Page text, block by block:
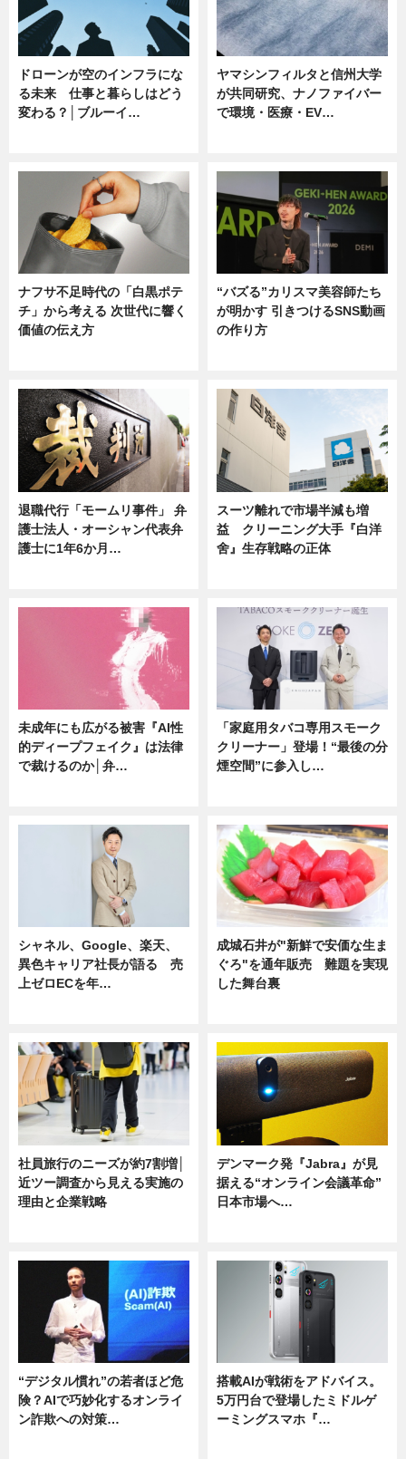
ドローンが空のインフラにな
る未来 仕事と暮らしはどう
変わる？│ブルーイ…
ヤマシンフィルタと信州大学
が共同研究、ナノファイバー
で環境・医療・EV…
ナフサ不足時代の「白黒ポテ
チ」から考える 次世代に響く
価値の伝え方
“バズる”カリスマ美容師たち
が明かす 引きつけるSNS動画
の作り方
退職代行「モームリ事件」 弁
護士法人・オーシャン代表弁
護士に1年6か月…
スーツ離れで市場半減も増
益 クリーニング大手『白洋
舍』生存戦略の正体
未成年にも広がる被害『AI性
的ディープフェイク』は法律
で裁けるのか│弁…
「家庭用タバコ専用スモーク
クリーナー」登場！“最後の分
煙空間”に参入し…
シャネル、Google、楽天、
異色キャリア社長が語る 売
上ゼロECを年…
成城石井が"新鮮で安価な生ま
ぐろ"を通年販売 難題を実現
した舞台裏
社員旅行のニーズが約7割増│
近ツー調査から見える実施の
理由と企業戦略
デンマーク発『Jabra』が見
据える“オンライン会議革命”
日本市場へ…
“デジタル慣れ”の若者ほど危
険？AIで巧妙化するオンライ
ン詐欺への対策…
搭載AIが戦術をアドバイス。
5万円台で登場したミドルゲ
ーミングスマホ『…